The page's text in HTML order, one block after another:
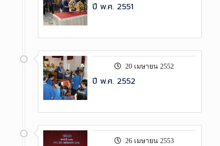
ปี พ.ศ. 2551
20 เมษายน 2552
ปี พ.ศ. 2552
26 เมษายน 2553